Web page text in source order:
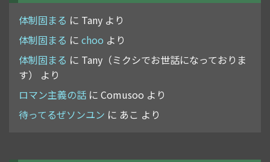
体制固まる に Tany より
体制固まる に choo より
体制固まる に Tany（ミクシでお世話になっておりま
す）
より
ロマン主義の話 に Comusoo より
待ってるぜソンユン に あこ より